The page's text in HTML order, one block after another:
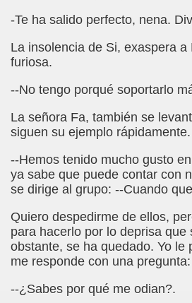
-Te ha salido perfecto, nena.
La insolencia de Si, exaspera
furiosa.
--No tengo porqué soportarlo
La señora Fa, también se
siguen su ejemplo rápidamente.
--Hemos tenido mucho gusto
ya sabe que puede contar con
se dirige al grupo: --Cuando
Quiero despedirme de ellos,
para hacerlo por lo deprisa que
obstante, se ha quedado. Yo le
me responde con una pregunta:
--¿Sabes por qué me odian?.
(Alberto Gil)
Ruiz Carrión)
Barcelona (Àngel Mas Parera)
Centenera)
Figueroa)
4 de Enero de 2016 (Alberto gil)
Valentines)